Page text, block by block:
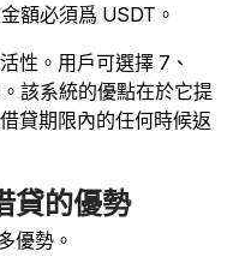
金額必須爲 USDT。
性。用戶可選擇 7、
該系統的優點在於它提
貸期限內的任何時候返
貸的優勢
優勢。